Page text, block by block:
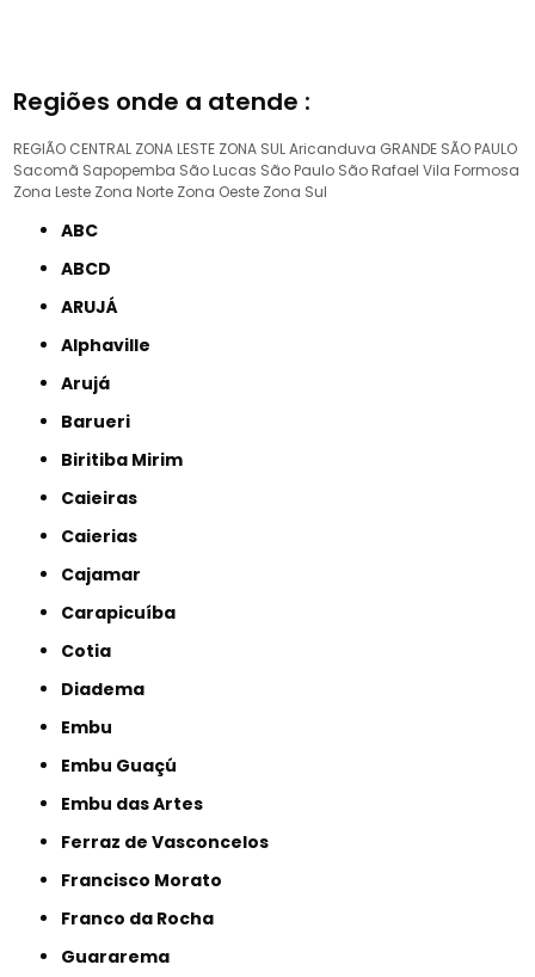
Regiões onde a atende :
REGIÃO CENTRAL ZONA LESTE ZONA SULAricanduva GRANDE SÃO PAULO
Sacomã Sapopemba São Lucas São Paulo São Rafael Vila Formosa
Zona Leste Zona Norte Zona Oeste Zona Sul
ABC
ABCD
ARUJÁ
Alphaville
Arujá
Barueri
Biritiba Mirim
Caieiras
Caierias
Cajamar
Carapicuíba
Cotia
Diadema
Embu
Embu Guaçú
Embu das Artes
Ferraz de Vasconcelos
Francisco Morato
Franco da Rocha
Guararema